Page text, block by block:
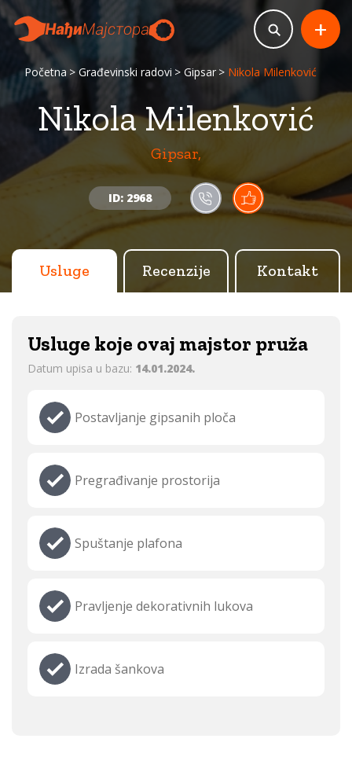
Početna Građevinski radovi Gipsar Nikola Milenković
Nikola Milenković
Gipsar,
ID: 2968
+
Usluge Recenzije Kontakt
Usluge koje ovaj majstor pruža
Datum upisa u bazu: 14.01.2024.
Postavljanje gipsanih ploča
Pregrađivanje prostorija
Spuštanje plafona
Pravljenje dekorativnih lukova
Izrada šankova